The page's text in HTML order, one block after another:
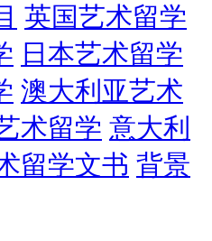
英国艺术留学
日本艺术留学
澳大利亚艺术
术留学 意大利
留学文书 背景